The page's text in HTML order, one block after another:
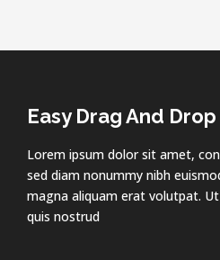
Easy Drag And Drop
Lorem ipsum dolor sit amet,
sed diam nonummy nibh
magna aliquam erat volutpat.
quis nostrud